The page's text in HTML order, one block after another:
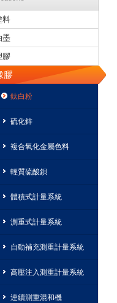
料
墨
膠
膠
鈦白粉
硫化鋅
複合氧化金屬色料
輕質硫酸鋇
體積式計量系統
測重式計量系統
自動補充測重計量系統
高壓注入測重計量系統
連續測重混和機